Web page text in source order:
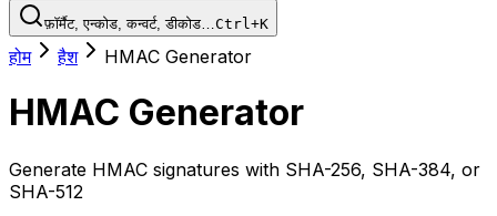
फ़ॉर्मैट, एन्कोड, कन्वर्ट, डीकोड…Ctrl+K
होम हैश HMAC Generator
HMAC Generator
Generate HMAC signatures with SHA-256, SHA-384, or
SHA-512